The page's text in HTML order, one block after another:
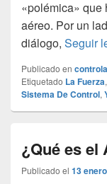
«polémica» que
aéreo. Por un
diálogo, Seguir
Publicado en
Etiquetado La Fuerza,
Sistema De Control,
¿Qué es el
Publicado el 13